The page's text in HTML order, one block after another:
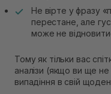
Не вірте у фразу
перестане, але
може не
Тому як тільки вас
аналізи (якщо ви ще
випадіння в свій